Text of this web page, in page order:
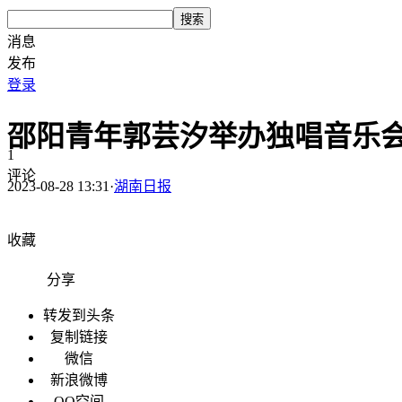
搜索
消息
发布
登录
1
评论
收藏
分享
转发到头条
复制链接
微信
新浪微博
邵阳青年郭芸汐举办独唱音乐
2023-08-28 13:31 ·湖南日报